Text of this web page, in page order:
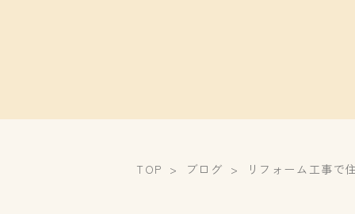
TOP ブログ リフォーム工事で